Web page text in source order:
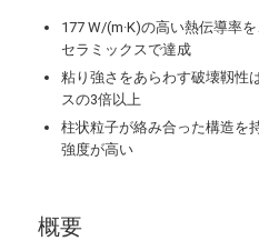
177 W/(m·K)の高い熱伝導率
セラミックスで達成
粘り強さをあらわす破壊靱性
スの3倍以上
柱状粒子が絡み合った構造を
強度が高い
概要